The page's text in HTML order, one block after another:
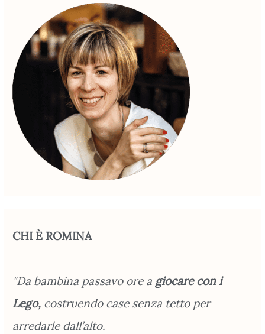
CHI È ROMINA
"Da bambina passavo ore a giocare con i
Lego, costruendo case senza tetto per
arredarle dall’alto.